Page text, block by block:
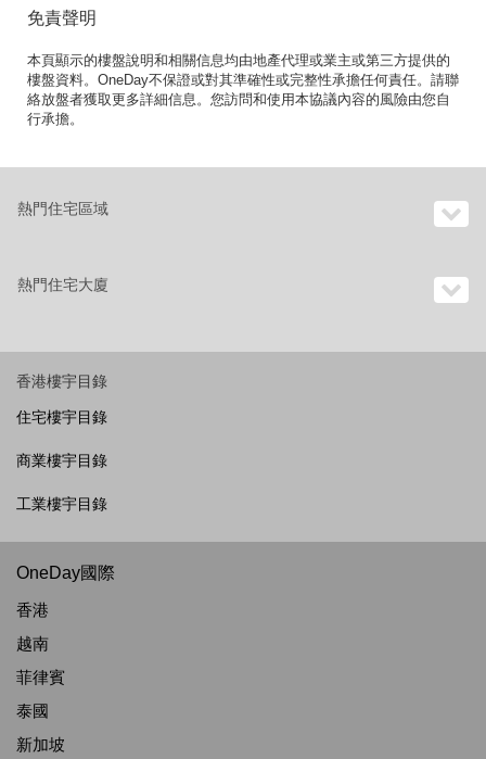
免責聲明
本頁顯示的樓盤說明和相關信息均由地產代理或業主或第三方提供的
樓盤資料。OneDay不保證或對其準確性或完整性承擔任何責任。請聯
絡放盤者獲取更多詳細信息。您訪問和使用本協議內容的風險由您自
行承擔。
熱門住宅區域
熱門住宅大廈
香港樓宇目錄
住宅樓宇目錄
商業樓宇目錄
工業樓宇目錄
OneDay國際
香港
越南
菲律賓
泰國
新加坡